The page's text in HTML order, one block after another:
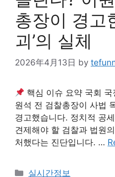
총장이 경고
괴’의 실체
2026年4月13日 by
핵심 이슈 요약 국회
원석 전 검찰총장이 사법
경고했습니다. 정치적 공
견제해야 할 검찰과 법원
처했다는 진단입니다. …
Categories
실시간정보